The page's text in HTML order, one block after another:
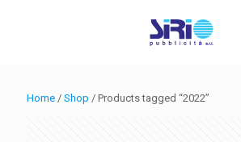
Home / Shop / Products tagged “2022”